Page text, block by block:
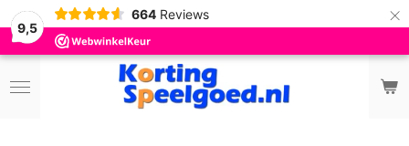
9,5
664 Reviews ×